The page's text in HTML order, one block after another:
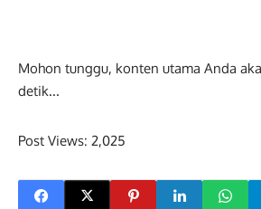
Mohon tunggu, konten utama Anda
detik...
Post Views: 2,025